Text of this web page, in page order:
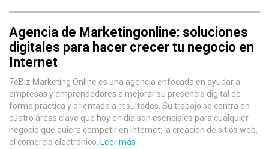
Agencia de Marketingonline: soluciones
digitales para hacer crecer tu negocio en
Internet
7eBiz Marketing Online es una agencia enfocada en ayudar a
empresas y emprendedores a mejorar su presencia digital de
forma práctica y orientada a resultados. Su trabajo se centra en
cuatro áreas clave que hoy en día son esenciales para cualquier
negocio que quiera competir en Internet: la creación de sitios web,
el comercio electrónico, Leer más